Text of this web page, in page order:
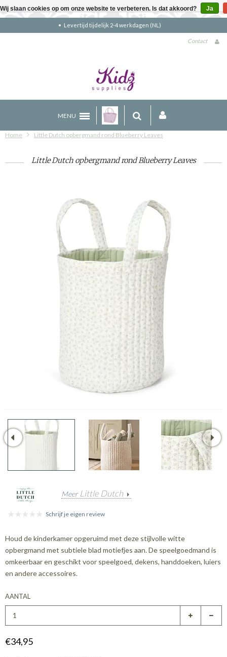
Gratis verzending boven €90 (NL)
Contact
MENU
Home Little Dutch opbergmand rond Blueberry Leaves
Little Dutch opbergmand rond Blueberry Leaves
Meer Little Dutch
Schrijf je eigen review
Houd de kinderkamer opgeruimd met deze stijlvolle witte
opbergmand met subtiele blad motiefjes aan. De speelgoedmand is
omkeerbaar en geschikt voor speelgoed, dekens, handdoeken, luiers
en andere accessoires.
AANTAL
€34,95
Wij slaan cookies op om onze website te verbeteren. Is dat akkoord? Ja